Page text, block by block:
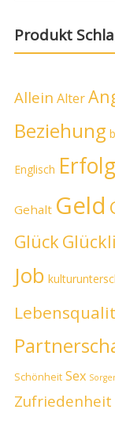
Produkt
Allein Alter
Beziehung
Englisch Erfolg
Gehalt Geld
Glück
Job
Schönheit Sex
Zufriedenheit